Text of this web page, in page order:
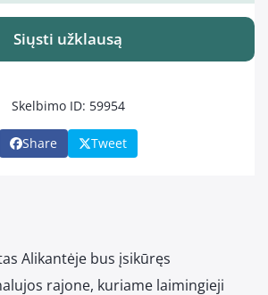
Siųsti užklausą
Skelbimo ID: 59954
Share Tweet
Alikantėje bus įsikūręs
rajone, kuriame laimingieji